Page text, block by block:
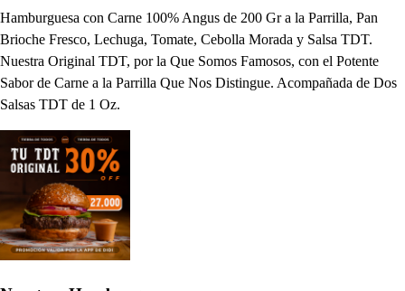
Hamburguesa con Carne 100% Angus de 200 Gr a la Parrilla, Pan
Brioche Fresco, Lechuga, Tomate, Cebolla Morada y Salsa TDT.
Nuestra Original TDT, por la Que Somos Famosos, con el Potente
Sabor de Carne a la Parrilla Que Nos Distingue. Acompañada de Dos
Salsas TDT de 1 Oz.